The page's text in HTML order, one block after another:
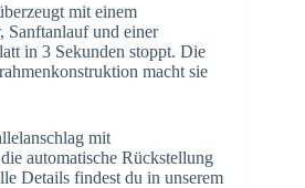
mit einem
Sanftanlauf und einer
in 3 Sekunden stoppt. Die
macht sie
mit
automatische Rückstellung
Details findest du in unserem